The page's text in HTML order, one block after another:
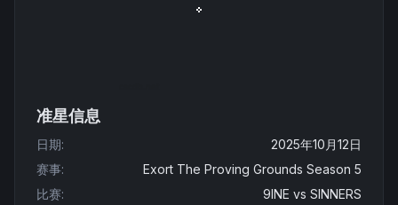
准星信息
日期:
2025年10月12日
赛事:
Exort The Proving Grounds Season 5
比赛: 9INE vs SINNERS